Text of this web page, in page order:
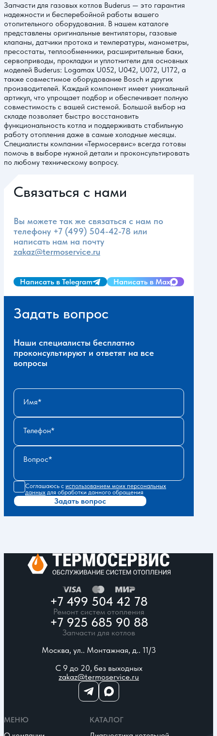
Запчасти для газовых котлов Buderus — это гарантия
надежности и бесперебойной работы вашего
отопительного оборудования. В нашем каталоге
представлены оригинальные вентиляторы, газовые
клапаны, датчики протока и температуры, манометры,
пресостаты, теплообменники, расширительные баки,
сервоприводы, прокладки и уплотнители для основных
моделей Buderus: Logamax U052, U042, U072, U172, а
также совместимое оборудование Bosch и других
производителей. Каждый компонент имеет уникальный
артикул, что упрощает подбор и обеспечивает полную
совместимость с вашей системой. Большой выбор на
складе позволяет быстро восстановить
функциональность котла и поддерживать стабильную
работу отопления даже в самые холодные месяцы.
Специалисты компании «Термосервис» всегда готовы
помочь в выборе нужной детали и проконсультировать
по любому техническому вопросу.
Связаться с нами
Вы можете так же связаться с нам по
телефону +7 (499) 504-42-78 или
написать нам на почту
zakaz@termoservice.ru
Написать в Telegram Написать в Max
Задать вопрос
Наши специалисты бесплатно
проконсультируют и ответят на все
вопросы
Имя
Телефон
Вопрос
Соглашаюсь с использованием моих персональных
данных для обработки данного обращения
Задать вопрос
+7 499 504 42 78
Ремонт систем отопления
+7 925 685 90 88
Запчасти для котлов
Москва, ул.. Монтажная, д.. 11/3
С 9 до 20, без выходных
zakaz@termoservice.ru
МЕНЮ
КАТАЛОГ